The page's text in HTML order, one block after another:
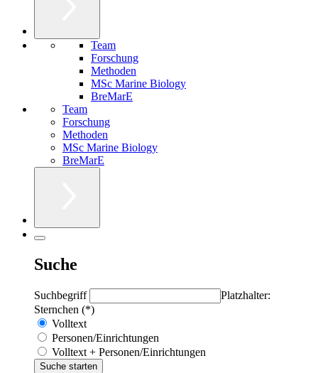
Team
Forschung
Methoden
MSc Marine Biology
BreMarE
Team
Forschung
Methoden
MSc Marine Biology
BreMarE
Suche
Suchbegriff
Platzhalter:
Sternchen (*)
Volltext
Personen/Einrichtungen
Volltext + Personen/Einrichtungen